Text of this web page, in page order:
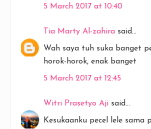
5 March 2017 at 10:40
Tia Marty Al-zahira said...
Wah saya tuh suka banget
horok-horok, enak banget
5 March 2017 at 12:45
Witri Prasetyo Aji said...
Kesukaanku pecel lele sama